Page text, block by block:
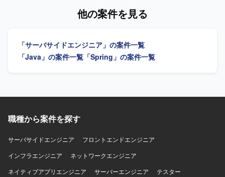
結合テストおよび総合テスト、リリース対応および各種ド
す。 【求める人物像】 基本設計以降の工程を主体的に推進
し、周囲と積極的にコミュニケーションを取りながら業務
た開発手法に取り組める環境です。長期的な参画を通じて
ただけます。 【開発環境】 JavaおよびSpringを用いたWeb
システム開発環境での作業となります。SQLを用いたデー
タベース操作や、必要に応じてAI（Cloud Code）を活用し
た開発を行っていただきます。
他の案件を見る
「サーバサイドエンジニア」の案件一覧
「Java」の案件一覧 「Spring」の案件一覧
職種から案件を探す
サーバサイドエンジニア
フロントエンドエンジニア
インフラエンジニア
ネットワークエンジニア
ネイティブアプリエンジニア
サーバーエンジニア
テスター